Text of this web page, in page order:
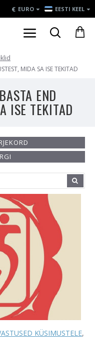
€ EURO EESTI KEEL
MIDA SA ISE TEKITAD
END
ISE TEKITAD
KÜSIMUSTELE,